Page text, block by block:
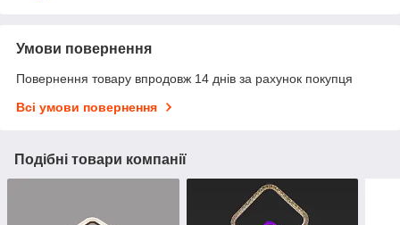
Умови повернення
Повернення товару впродовж 14 днів за рахунок покупця
Всі умови повернення
Подібні товари компанії